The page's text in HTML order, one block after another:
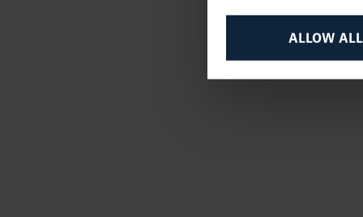
ALLOW ALL